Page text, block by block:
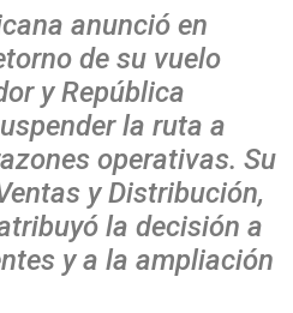
anunció en
de su vuelo
y República
la ruta a
operativas. Su
y Distribución,
la decisión a
y a la ampliación